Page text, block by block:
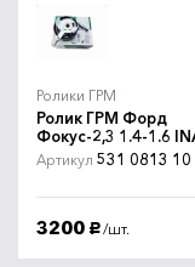
Ролики ГРМ
Ролик ГРМ Форд
Фокус-2,3 1.4-1.6
Артикул 531 0813 10
3200 руб. /шт.